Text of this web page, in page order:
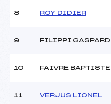
8 ROY DIDIER
9 FILIPPI GASPARD
10 FAIVRE BAPTISTE
11 VERJUS LIONEL